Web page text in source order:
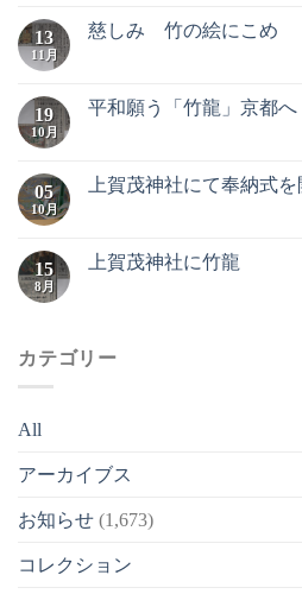
13
11月
慈しみ 竹の絵にこめ
19
10月
平和願う「竹龍」京都へ
05
10月
上賀茂神社にて奉納式
15
8月
上賀茂神社に竹龍
カテゴリー
All
アーカイブス
お知らせ (1,673)
コレクション